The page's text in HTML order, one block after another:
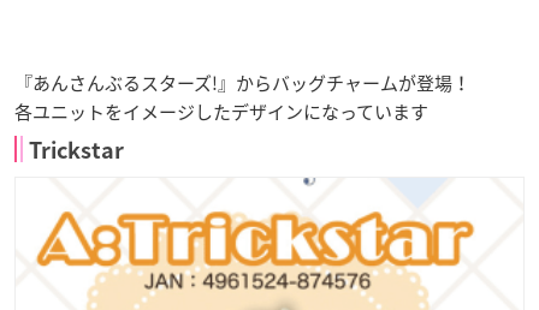
『あんさんぶるスターズ!』からバッグチャームが登場！
各ユニットをイメージしたデザインになっています
Trickstar